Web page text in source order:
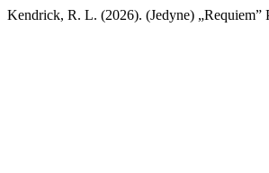
Kendrick, R. L. (2026). (Jedyne)